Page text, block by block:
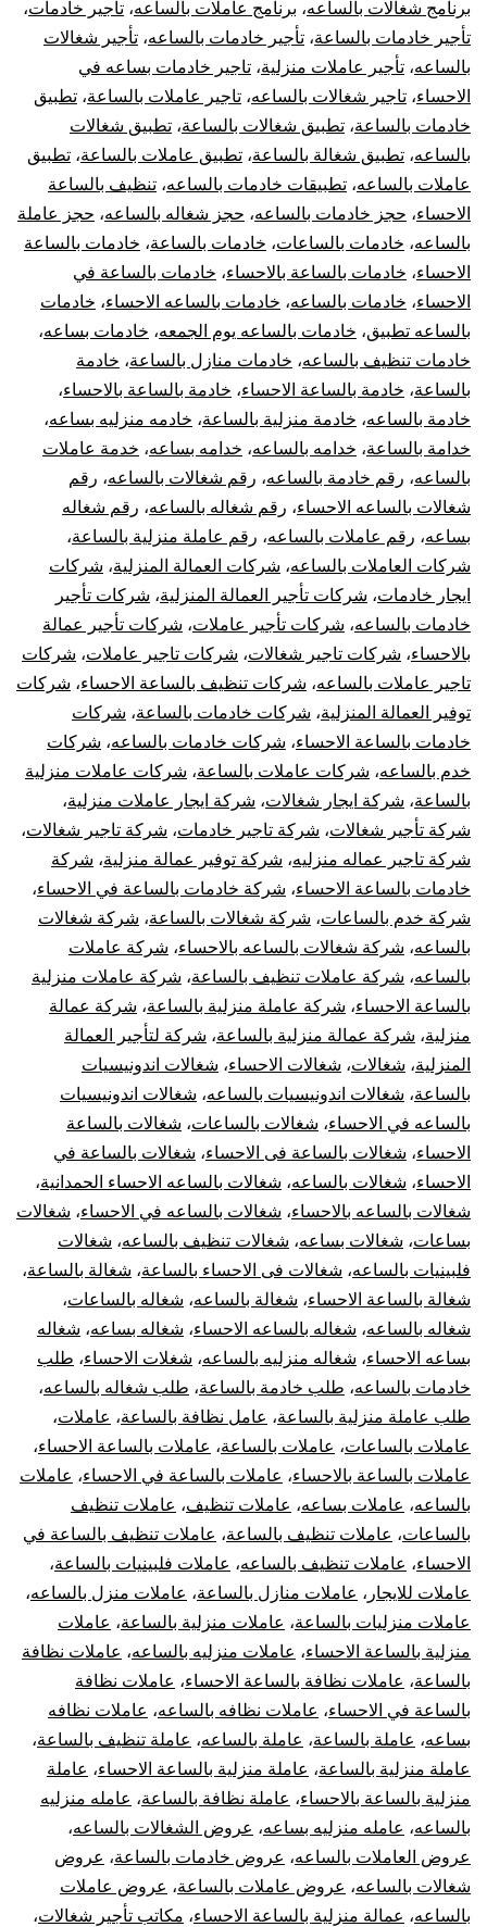
برنامج شغالات بالساعه، برنامج عاملات بالساعه، تأجير خادمات،
تأجير خادمات بالساعة، تأجير خادمات بالساعه، تأجير شغالات
بالساعه، تأجير عاملات منزلية، تاجير خادمات بساعه في
الاحساء، تاجير شغالات بالساعه، تاجير عاملات بالساعة، تطبيق
خادمات بالساعة، تطبيق شغالات بالساعة، تطبيق شغالات
بالساعه، تطبيق شغالة بالساعة، تطبيق عاملات بالساعة، تطبيق
عاملات بالساعه، تطبيقات خادمات بالساعه، تنظيف بالساعة
الاحساء، حجز خادمات بالساعه، حجز شغاله بالساعه، حجز عاملة
بالساعه، خادمات بالساعات، خادمات بالساعة، خادمات بالساعة
الاحساء، خادمات بالساعة بالاحساء، خادمات بالساعة في
الاحساء، خادمات بالساعه، خادمات بالساعه الاحساء، خادمات
بالساعه تطبيق، خادمات بالساعه يوم الجمعه، خادمات بساعه،
خادمات تنظيف بالساعه، خادمات منازل بالساعة، خادمة
بالساعة، خادمة بالساعة الاحساء، خادمة بالساعة بالاحساء،
خادمة بالساعه، خادمة منزلية بالساعة، خادمه منزليه بساعه،
خدامة بالساعة، خدامه بالساعه، خدامه بساعه، خدمة عاملات
بالساعه، رقم خادمة بالساعه، رقم شغالات بالساعه، رقم
شغالات بالساعه الاحساء، رقم شغاله بالساعه، رقم شغاله
بساعه، رقم عاملات بالساعه، رقم عاملة منزلية بالساعة،
شركات العاملات بالساعه، شركات العمالة المنزلية، شركات
ايجار خادمات، شركات تأجير العمالة المنزلية، شركات تأجير
خادمات بالساعه، شركات تأجير عاملات، شركات تأجير عمالة
بالاحساء، شركات تاجير شغالات، شركات تاجير عاملات، شركات
تاجير عاملات بالساعه، شركات تنظيف بالساعة الاحساء، شركات
توفير العمالة المنزلية، شركات خادمات بالساعة، شركات
خادمات بالساعة الاحساء، شركات خادمات بالساعه، شركات
خدم بالساعه، شركات عاملات بالساعة، شركات عاملات منزلية
بالساعة، شركة ايجار شغالات، شركة ايجار عاملات منزلية،
شركة تأجير شغالات، شركة تاجير خادمات، شركة تاجير شغالات،
شركة تاجير عماله منزليه، شركة توفير عمالة منزلية، شركة
خادمات بالساعة الاحساء، شركة خادمات بالساعة في الاحساء،
شركة خدم بالساعات، شركة شغالات بالساعة، شركة شغالات
بالساعه، شركة شغالات بالساعه بالاحساء، شركة عاملات
بالساعه، شركة عاملات تنظيف بالساعة، شركة عاملات منزلية
بالساعة الاحساء، شركة عاملة منزلية بالساعة، شركة عمالة
منزلية، شركة عمالة منزلية بالساعة، شركة لتأجير العمالة
المنزلية، شغالات، شغالات الاحساء، شغالات اندونيسيات
بالساعة، شغالات اندونيسيات بالساعه، شغالات اندونيسيات
بالساعه في الاحساء، شغالات بالساعات، شغالات بالساعة
الاحساء، شغالات بالساعة فى الاحساء، شغالات بالساعة في
الاحساء، شغالات بالساعه، شغالات بالساعه الاحساء الحمدانية،
شغالات بالساعه بالاحساء، شغالات بالساعه في الاحساء، شغالات
بساعات، شغالات بساعه، شغالات تنظيف بالساعه، شغالات
فلبينيات بالساعه، شغالات فى الاحساء بالساعة، شغالة بالساعة،
شغالة بالساعة الاحساء، شغالة بالساعه، شغاله بالساعات،
شغاله بالساعه، شغاله بالساعه الاحساء، شغاله بساعه، شغاله
بساعه الاحساء، شغاله منزليه بالساعه، شغلات الاحساء، طلب
خادمات بالساعه، طلب خادمة بالساعة، طلب شغاله بالساعه،
طلب عاملة منزلية بالساعة، عامل نظافة بالساعة، عاملات،
عاملات بالساعات، عاملات بالساعة، عاملات بالساعة الاحساء،
عاملات بالساعة بالاحساء، عاملات بالساعة في الاحساء، عاملات
بالساعه، عاملات بساعه، عاملات تنظيف، عاملات تنظيف
بالساعات، عاملات تنظيف بالساعة، عاملات تنظيف بالساعة في
الاحساء، عاملات تنظيف بالساعه، عاملات فلبينيات بالساعة،
عاملات للايجار ، عاملات منازل بالساعة، عاملات منزل بالساعه،
عاملات منزليات بالساعة، عاملات منزلية بالساعة، عاملات
منزلية بالساعة الاحساء، عاملات منزليه بالساعه، عاملات نظافة
بالساعة، عاملات نظافة بالساعة الاحساء، عاملات نظافة
بالساعة في الاحساء، عاملات نظافه بالساعه، عاملات نظافه
بساعه، عاملة بالساعة، عاملة بالساعه، عاملة تنظيف بالساعة،
عاملة منزلية بالساعة، عاملة منزلية بالساعة الاحساء، عاملة
منزلية بالساعة بالاحساء، عاملة نظافة بالساعة، عامله منزليه
بالساعه، عامله منزليه بساعه، عروض الشغالات بالساعه،
عروض العاملات بالساعه، عروض خادمات بالساعة، عروض
شغالات بالساعه، عروض عاملات بالساعة، عروض عاملات
بالساعه، عمالة منزلية بالساعة الاحساء، مكاتب تأجير شغالات،